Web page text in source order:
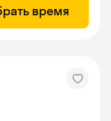
время